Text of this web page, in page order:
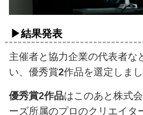
▶結果発表
主催者と協力企業の代表者な
い、優秀賞2作品を選定しまし
優秀賞2作品はこのあと株式
ーズ所属のプロのクリエイタ